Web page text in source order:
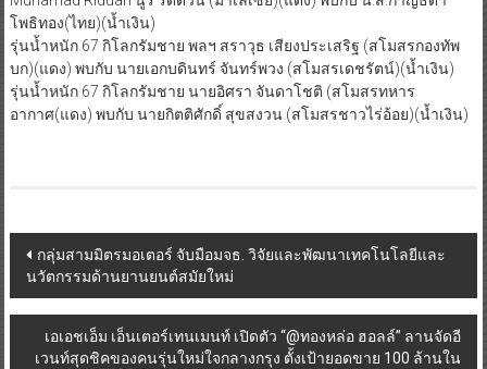
โพธิทอง(ไทย)(น้ำเงิน)
รุ่นน้ำหนัก 67 กิโลกรัมชาย พลฯ สราวุธ เสียงประเสริฐ (สโมสรกองทัพ
บก)(แดง) พบกับ นายเอกบดินทร์ จันทร์พวง (สโมสรเดชรัตน์)(น้ำเงิน)
รุ่นน้ำหนัก 67 กิโลกรัมชาย นายอิศรา จันดาโชติ (สโมสรทหาร
อากาศ(แดง) พบกับ นายกิตติศักดิ์ สุขสงวน (สโมสรชาวไร่อ้อย)(น้ำเงิน)
Post
navigation
กลุ่มสามมิตรมอเตอร์ จับมือมจธ. วิจัยและพัฒนาเทคโนโลยีและ
นวัตกรรมด้านยานยนต์สมัยใหม่
เอเอชเอ็ม เอ็นเตอร์เทนเมนท์ เปิดตัว “@ทองหล่อ ฮอลล์” ลานจัดอี
เวนท์สุดชิคของคนรุ่นใหม่ใจกลางกรุง ตั้งเป้ายอดขาย 100 ล้านใน